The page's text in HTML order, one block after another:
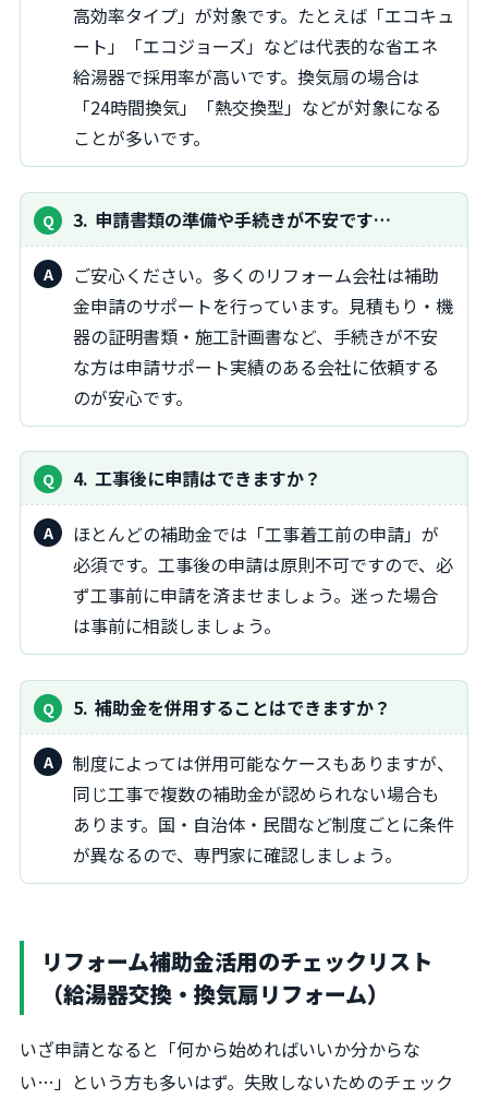
高効率タイプ」が対象です。たとえば「エコキュ
ート」「エコジョーズ」などは代表的な省エネ
給湯器で採用率が高いです。換気扇の場合は
「24時間換気」「熱交換型」などが対象になる
ことが多いです。
3 申請書類の準備や手続きが不安です…
ご安心ください。多くのリフォーム会社は補助
金申請のサポートを行っています。見積もり・機
器の証明書類・施工計画書など、手続きが不安
な方は申請サポート実績のある会社に依頼する
のが安心です。
4 工事後に申請はできますか？
ほとんどの補助金では「工事着工前の申請」が
必須です。工事後の申請は原則不可ですので、必
ず工事前に申請を済ませましょう。迷った場合
は事前に相談しましょう。
5 補助金を併用することはできますか？
制度によっては併用可能なケースもありますが、
同じ工事で複数の補助金が認められない場合も
あります。国・自治体・民間など制度ごとに条件
が異なるので、専門家に確認しましょう。
リフォーム補助金活用のチェックリスト
（給湯器交換・換気扇リフォーム）
いざ申請となると「何から始めればいいか分からな
い…」という方も多いはず。失敗しないためのチェック